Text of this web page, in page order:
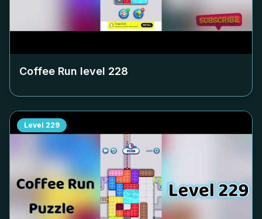
Coffee Run level 228
Level 229